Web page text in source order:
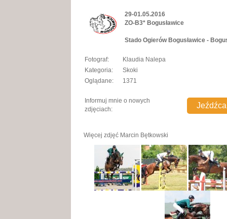
29-01.05.2016
ZO-B3* Bogusławice
Stado Ogierów Bogusławice -
Fotograf:
Klaudia Nalepa
Kategoria:
Skoki
Oglądane:
1371
Informuj mnie o nowych
zdjęciach:
Więcej zdjęć Marcin Bętkowski